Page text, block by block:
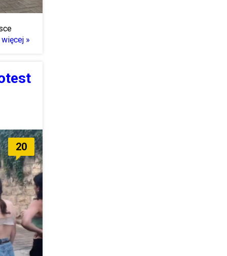
»
20